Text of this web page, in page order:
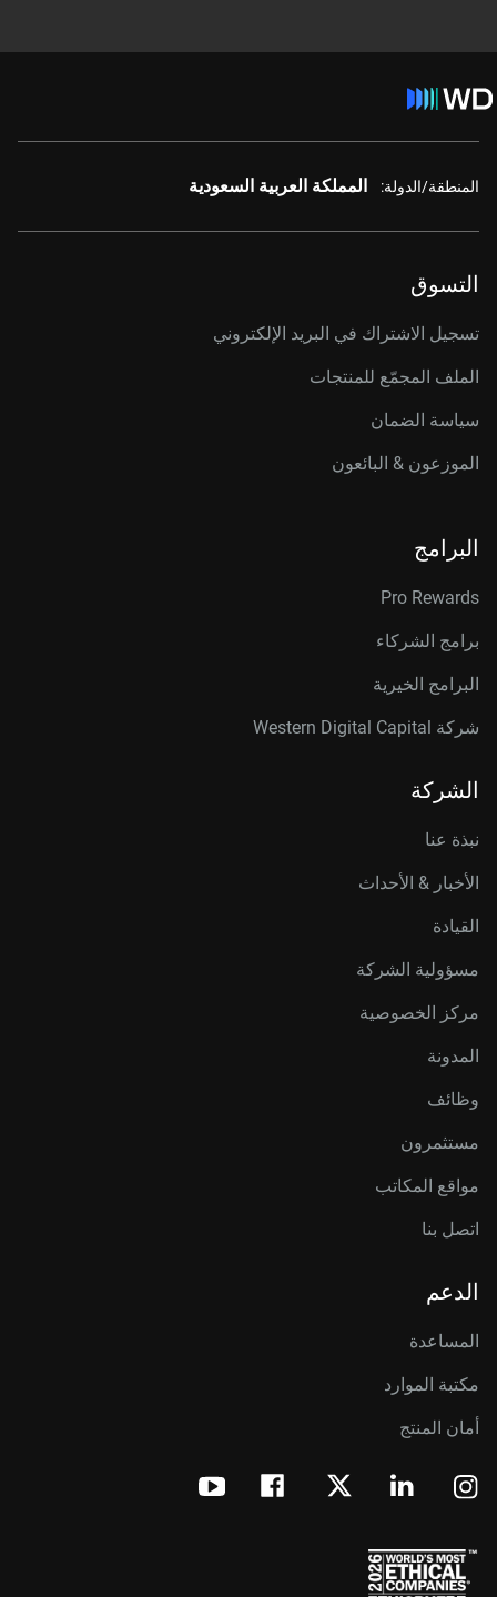
المنطقة/الدولة: المملكة العربية السعودية
التسوق
تسجيل الاشتراك في البريد الإلكتروني
الملف المجمّع للمنتجات
سياسة الضمان
الموزعون & البائعون
البرامج
Pro Rewards
برامج الشركاء
البرامج الخيرية
شركة Western Digital Capital
الشركة
نبذة عنا
الأخبار & الأحداث
القيادة
مسؤولية الشركة
مركز الخصوصية
المدونة
وظائف
مستثمرون
مواقع المكاتب
اتصل بنا
الدعم
المساعدة
مكتبة الموارد
أمان المنتج